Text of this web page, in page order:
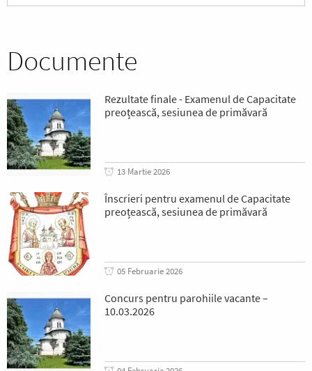
Documente
Rezultate finale - Examenul de Capacitate
preoțească, sesiunea de primăvară
13 Martie 2026
Înscrieri pentru examenul de Capacitate
preoțească, sesiunea de primăvară
05 Februarie 2026
Concurs pentru parohiile vacante –
10.03.2026